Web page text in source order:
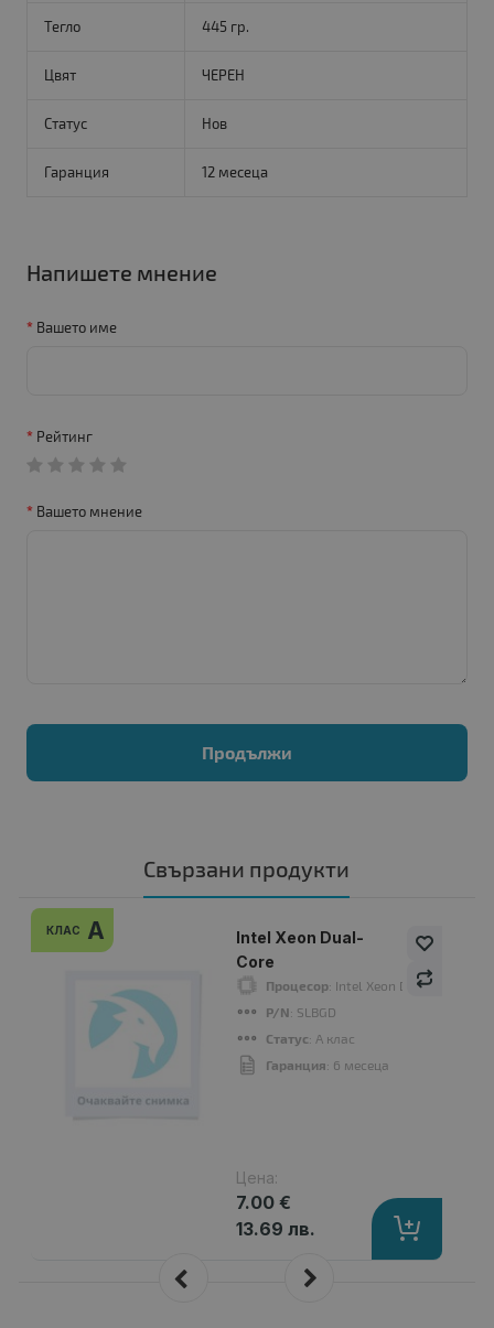
Тегло 445 гр.
Цвят ЧЕРЕН
Статус Нов
Гаранция 12 месеца
Напишете мнение
Вашето име
Рейтинг
Вашето мнение
Продължи
Свързани продукти
КЛАС A
Intel Xeon Dual-
Core
Процесор: Intel Xeon Dual-Core,
P/N: SLBGD
Статус: А клас
Гаранция: 6 месеца
Цена:
7.00 €
13.69 лв.